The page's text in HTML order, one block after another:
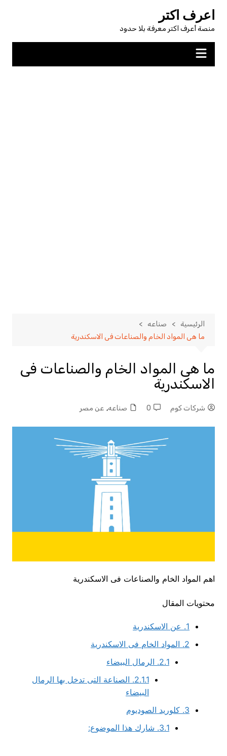
المحتوى
اعرف اكتر
منصة أعرف اكتر معرفة بلا حدود
الرئيسية
صناعه
ما هى المواد الخام والصناعات فى الاسكندرية
ما هى المواد الخام والصناعات فى
الاسكندرية
شركات كوم 0 صناعه, عن مصر
اهم المواد الخام والصناعات فى الاسكندرية
محتويات المقال
1. عن الاسكندرية
2. المواد الخام فى الاسكندرية
2.1. الرمال البيضاء
2.1.1. الصناعة التى تدخل بها الرمال
البيضاء
3. كلوريد الصوديوم
3.1. شارك هذا الموضوع: